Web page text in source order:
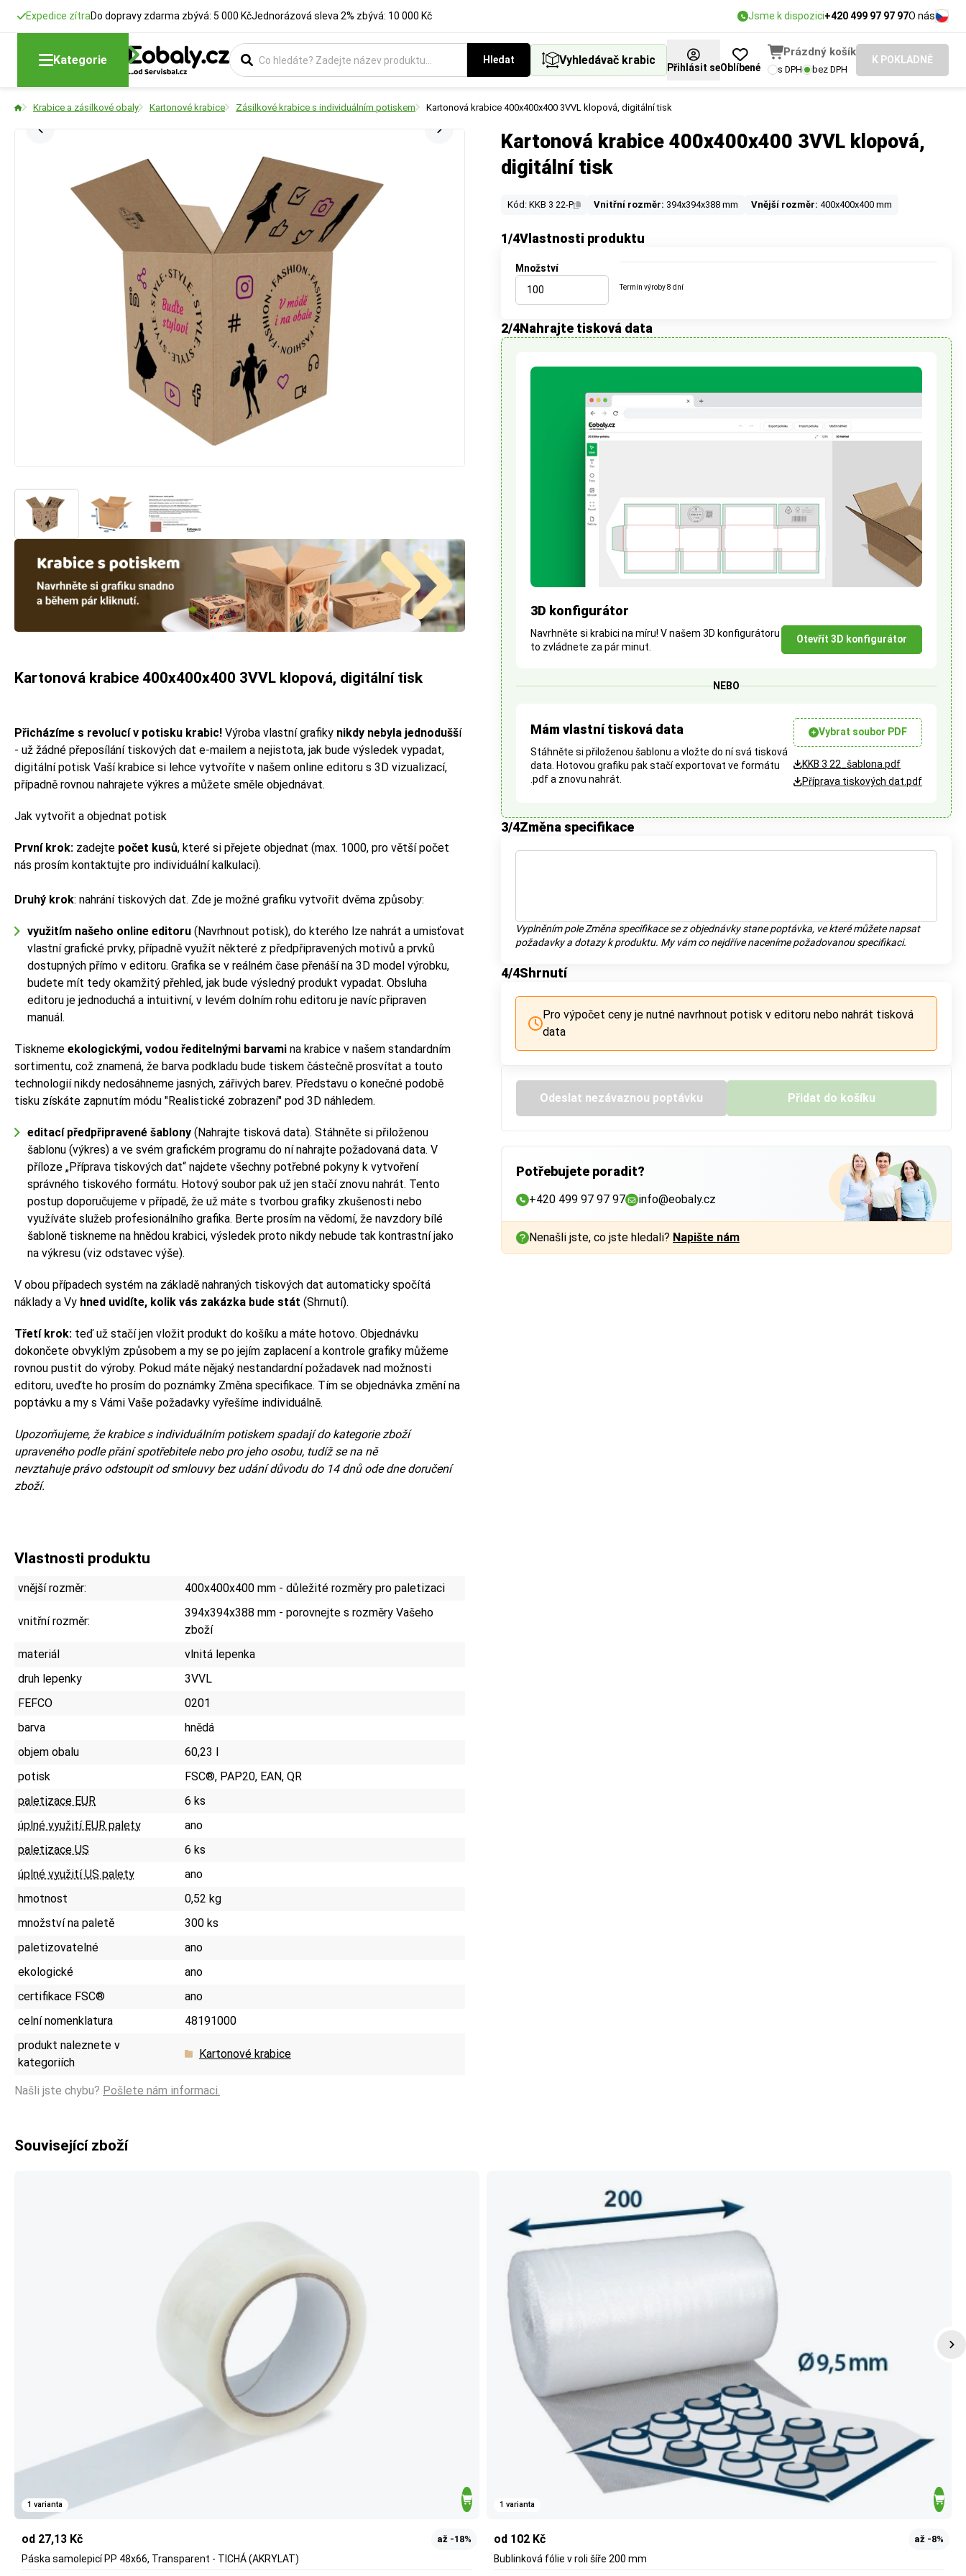
Expedice zítraDo dopravy zdarma zbývá: 5 000 KčJednorázová sleva 2% zbývá: 10 000 Kč Jsme k dispozici+420 499 97 97 97O nás
Kategorie Hledat Vyhledávač krabic
Přihlásit seOblíbené
Prázdný košík
s DPH bez DPH
K POKLADNĚ
Krabice a zásilkové obaly Kartonové krabice Zásilkové krabice s individuálním potiskem Kartonová krabice 400x400x400 3VVL klopová, digitální tisk
Kartonová krabice 400x400x400 3VVL klopová,
digitální tisk
Kód: KKB 3 22-P Vnitřní rozměr: 394x394x388 mm Vnější rozměr: 400x400x400 mm
1/4Vlastnosti produktu
Množství
Termín výroby8 dní
2/4Nahrajte tisková data
3D konfigurátor
Navrhněte si krabici na míru! V našem 3D konfigurátoru
to zvládnete za pár minut.
Otevřít 3D konfigurátor
NEBO
Mám vlastní tisková data
Stáhněte si přiloženou šablonu a vložte do ní svá tisková
data. Hotovou grafiku pak stačí exportovat ve formátu
.pdf a znovu nahrát.
Vybrat soubor PDF
KKB 3 22_šablona.pdf
Příprava tiskových dat.pdf
3/4Změna specifikace
Vyplněním pole Změna specifikace se z objednávky stane poptávka, ve které můžete napsat
požadavky a dotazy k produktu. My vám co nejdříve naceníme požadovanou specifikaci.
4/4Shrnutí
Pro výpočet ceny je nutné navrhnout potisk v editoru nebo nahrát tisková
data
Odeslat nezávaznou poptávku Přidat do košíku
Potřebujete poradit?
+420 499 97 97 97 info@eobaly.cz
Nenašli jste, co jste hledali? Napište nám
Kartonová krabice 400x400x400 3VVL klopová, digitální tisk
Přicházíme s revolucí v potisku krabic! Výroba vlastní grafiky nikdy nebyla jednodušší
- už žádné přeposílání tiskových dat e-mailem a nejistota, jak bude výsledek vypadat,
digitální potisk Vaší krabice si lehce vytvoříte v našem online editoru s 3D vizualizací,
případně rovnou nahrajete výkres a můžete směle objednávat.
Jak vytvořit a objednat potisk
První krok: zadejte počet kusů, které si přejete objednat (max. 1000, pro větší počet
nás prosím kontaktujte pro individuální kalkulaci).
Druhý krok: nahrání tiskových dat. Zde je možné grafiku vytvořit dvěma způsoby:
využitím našeho online editoru (Navrhnout potisk), do kterého lze nahrát a umisťovat
vlastní grafické prvky, případně využít některé z předpřipravených motivů a prvků
dostupných přímo v editoru. Grafika se v reálném čase přenáší na 3D model výrobku,
budete mít tedy okamžitý přehled, jak bude výsledný produkt vypadat. Obsluha
editoru je jednoduchá a intuitivní, v levém dolním rohu editoru je navíc připraven
manuál.
Tiskneme ekologickými, vodou ředitelnými barvami na krabice v našem standardním
sortimentu, což znamená, že barva podkladu bude tiskem částečně prosvítat a touto
technologií nikdy nedosáhneme jasných, zářivých barev. Představu o konečné podobě
tisku získáte zapnutím módu "Realistické zobrazení" pod 3D náhledem.
editací předpřipravené šablony (Nahrajte tisková data). Stáhněte si přiloženou
šablonu (výkres) a ve svém grafickém programu do ní nahrajte požadovaná data. V
příloze „Příprava tiskových dat“ najdete všechny potřebné pokyny k vytvoření
správného tiskového formátu. Hotový soubor pak už jen stačí znovu nahrát. Tento
postup doporučujeme v případě, že už máte s tvorbou grafiky zkušenosti nebo
využíváte služeb profesionálního grafika. Berte prosím na vědomí, že navzdory bílé
šabloně tiskneme na hnědou krabici, výsledek proto nikdy nebude tak kontrastní jako
na výkresu (viz odstavec výše).
V obou případech systém na základě nahraných tiskových dat automaticky spočítá
náklady a Vy hned uvidíte, kolik vás zakázka bude stát (Shrnutí).
Třetí krok: teď už stačí jen vložit produkt do košíku a máte hotovo. Objednávku
dokončete obvyklým způsobem a my se po jejím zaplacení a kontrole grafiky můžeme
rovnou pustit do výroby. Pokud máte nějaký nestandardní požadavek nad možnosti
editoru, uveďte ho prosím do poznámky Změna specifikace. Tím se objednávka změní na
poptávku a my s Vámi Vaše požadavky vyřešíme individuálně.
Upozorňujeme, že krabice s individuálním potiskem spadají do kategorie zboží
upraveného podle přání spotřebitele nebo pro jeho osobu, tudíž se na ně
nevztahuje právo odstoupit od smlouvy bez udání důvodu do 14 dnů ode dne doručení
zboží.
Vlastnosti produktu
vnější rozměr: 400x400x400 mm - důležité rozměry pro paletizaci
vnitřní rozměr:
394x394x388 mm - porovnejte s rozměry Vašeho
zboží
materiál
vlnitá lepenka
druh lepenky
3VVL
FEFCO
0201
barva
hnědá
objem obalu
60,23 l
potisk
FSC®, PAP20, EAN, QR
paletizace EUR
6 ks
úplné využití EUR palety
ano
paletizace US
6 ks
úplné využití US palety
ano
hmotnost
0,52 kg
množství na paletě
300 ks
paletizovatelné
ano
ekologické
ano
certifikace FSC®
ano
celní nomenklatura
48191000
produkt naleznete v
kategoriích
Kartonové krabice
Našli jste chybu? Pošlete nám informaci.
Související zboží
1 varianta
od 27,13 Kč až -18%
Páska samolepicí PP 48x66, Transparent - TICHÁ (AKRYLAT)
1 varianta
od 102 Kč až -8%
Bublinková fólie v roli šíře 200 mm